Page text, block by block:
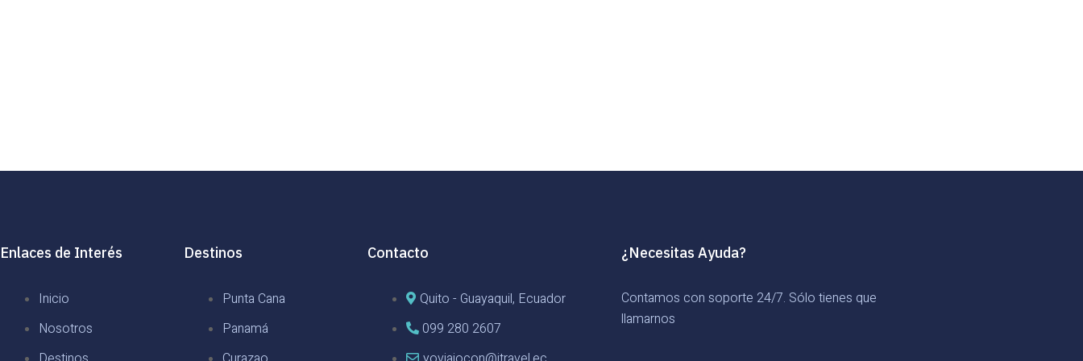
Enlaces de Interés
Inicio
Nosotros
Destinos
Punta Cana
Panamá
Contacto
Quito - Guayaquil, Ecuador
099 280 2607
¿Necesitas Ayuda?
Contamos con soporte 24/7. Sólo tienes que
llamarnos